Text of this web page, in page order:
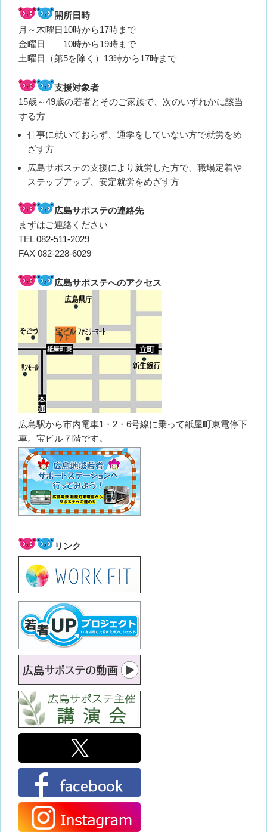
開所日時
月～木曜日10時から17時まで
金曜日 10時から19時まで
土曜日（第5を除く）13時から17時まで
支援対象者
15歳～49歳の若者とそのご家族で、次のいずれかに該当
する方
仕事に就いておらず、通学をしていない方で就労をめ
ざす方
広島サポステの支援により就労した方で、職場定着や
ステップアップ、安定就労をめざす方
広島サポステの連絡先
まずはご連絡ください
TEL082-511-2029
FAX 082-228-6029
広島サポステへのアクセス
広島駅から市内電車1・2・6号線に乗って紙屋町東電停下
車。宝ビル７階です。
リンク